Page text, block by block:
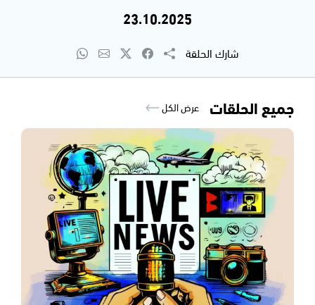
23.10.2025
شارك الحلقة
جميع الحلقات عرض الكل